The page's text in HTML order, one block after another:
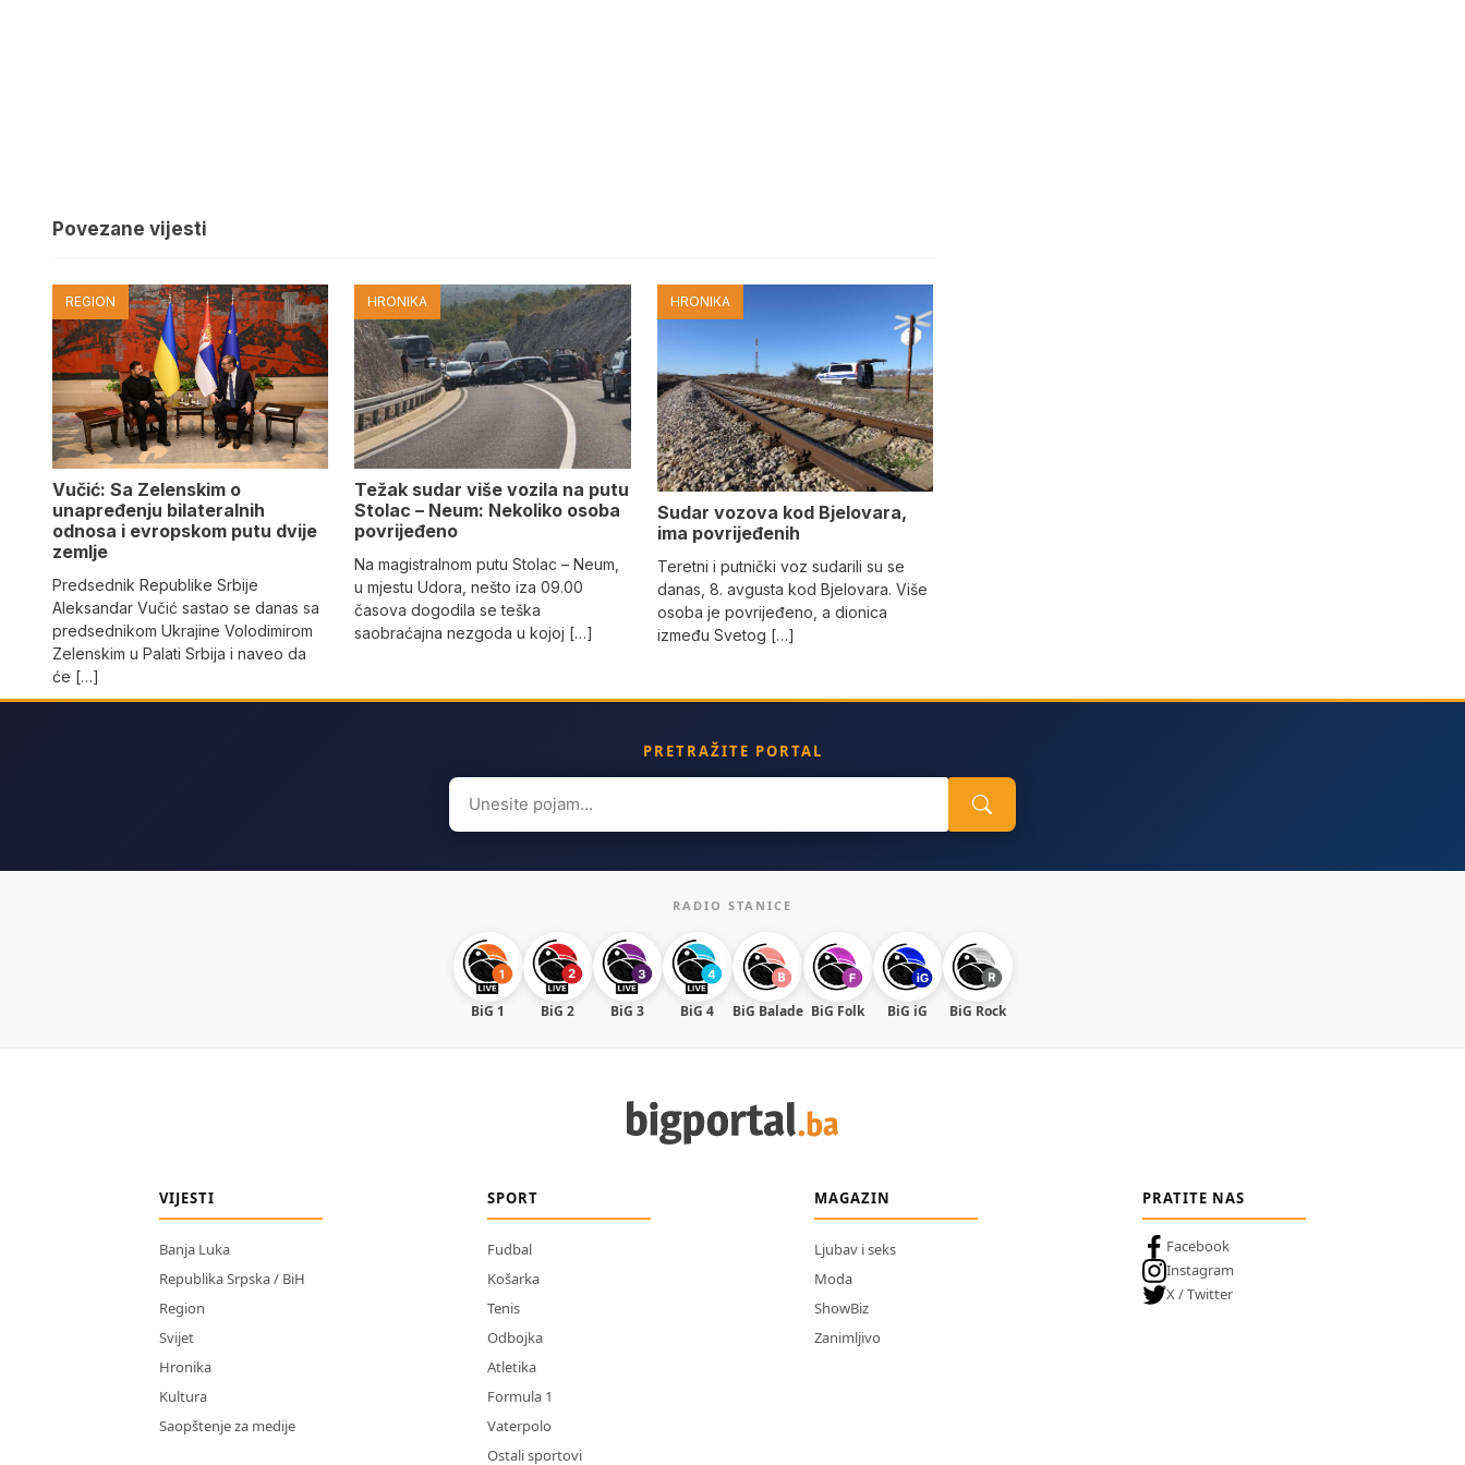
Povezane vijesti
REGION
Vučić: Sa Zelenskim o
unapređenju bilateralnih
odnosa i evropskom putu dvije
zemlje
Predsednik Republike Srbije
Aleksandar Vučić sastao se danas sa
predsednikom Ukrajine Volodimirom
Zelenskim u Palati Srbija i naveo da
će […]
HRONIKA
Težak sudar više vozila na putu
Stolac – Neum: Nekoliko osoba
povrijeđeno
Na magistralnom putu Stolac – Neum,
u mjestu Udora, nešto iza 09.00
časova dogodila se teška
saobraćajna nezgoda u kojoj […]
HRONIKA
Sudar vozova kod Bjelovara,
ima povrijeđenih
Teretni i putnički voz sudarili su se
danas, 8. avgusta kod Bjelovara. Više
osoba je povrijeđeno, a dionica
između Svetog […]
PRETRAŽITE PORTAL
Search
for:
RADIO STANICE
BiG 1 BiG 2 BiG 3 BiG 4 BiG Balade BiG Folk BiG iG BiG Rock
VIJESTI
Banja Luka
Republika Srpska / BiH
Region
Svijet
Hronika
Kultura
Saopštenje za medije
SPORT
Fudbal
Košarka
Tenis
Odbojka
Atletika
Formula 1
Vaterpolo
Ostali sportovi
MAGAZIN
Ljubav i seks
Moda
ShowBiz
Zanimljivo
PRATITE NAS
Facebook
Instagram
X / Twitter